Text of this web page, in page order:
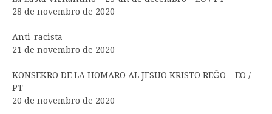
28 de novembro de 2020
Anti-racista
21 de novembro de 2020
KONSEKRO DE LA HOMARO AL JESUO KRISTO REĜO – EO /
PT
20 de novembro de 2020